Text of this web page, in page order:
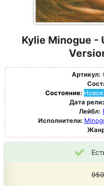
Kylie Minogue -
Артикул:
Состояние:
Дата
Лейбл:
Исполнители: